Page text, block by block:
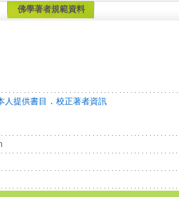
佛學著者規範資料
人提供書目 ． 校正著者資訊